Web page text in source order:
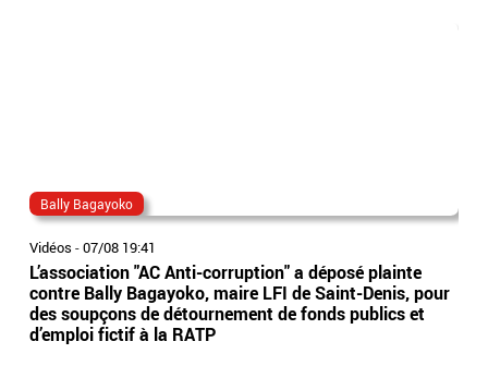
Bally Bagayoko
Vidéos -07/08 19:41
L’association "AC Anti-corruption" a déposé plainte
contre Bally Bagayoko, maire LFI de Saint-Denis, pour
des soupçons de détournement de fonds publics et
d’emploi fictif à la RATP